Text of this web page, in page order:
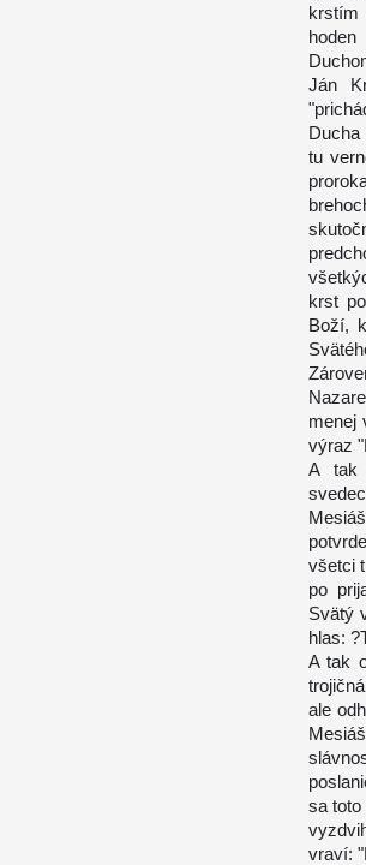
krstím
Ján
Ducha
tu
krst
Boží,
menej
výraz
A tak
všetci
po
Svätý
hlas:
A tak
ale
sa
vraví: